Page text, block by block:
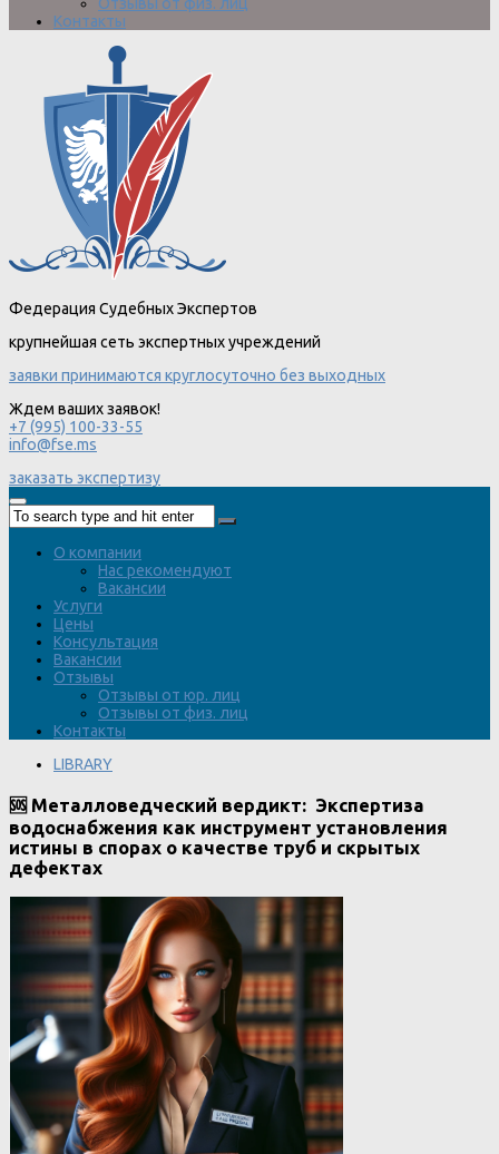
Отзывы от физ. лиц
Контакты
Федерация Судебных Экспертов
крупнейшая сеть экспертных учреждений
заявки принимаются круглосуточно без выходных
Ждем ваших заявок!
+7 (995) 100-33-55
info@fse.ms
заказать экспертизу
О компании
Нас рекомендуют
Вакансии
Услуги
Цены
Консультация
Вакансии
Отзывы
Отзывы от юр. лиц
Отзывы от физ. лиц
Контакты
LIBRARY
🆘 Металловедческий вердикт: Экспертиза
водоснабжения как инструмент установления
истины в спорах о качестве труб и скрытых
дефектах